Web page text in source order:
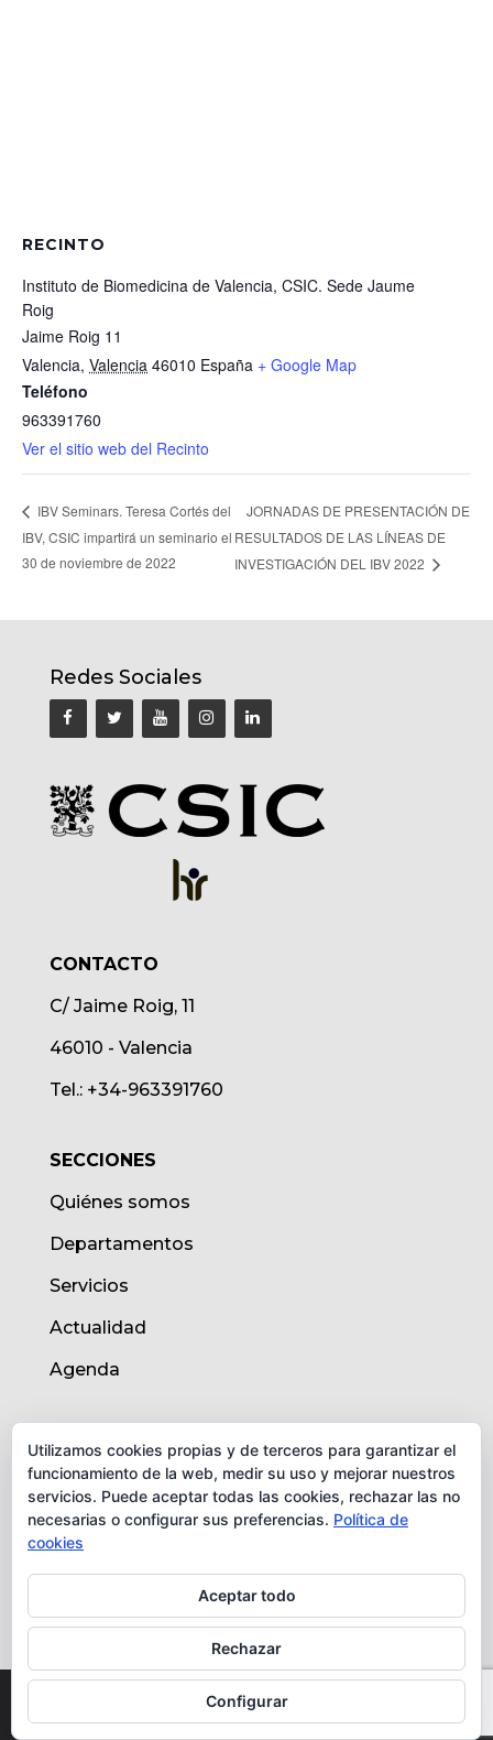
RECINTO
Instituto de Biomedicina de Valencia, CSIC. Sede Jaume
Roig
Jaime Roig 11
Valencia, Valencia 46010 España + Google Map
Teléfono
963391760
Ver el sitio web del Recinto
IBV Seminars. Teresa Cortés del
IBV, CSIC impartirá un seminario el
30 de noviembre de 2022
JORNADAS DE PRESENTACIÓN DE
RESULTADOS DE LAS LÍNEAS DE
INVESTIGACIÓN DEL IBV 2022
Redes Sociales
CONTACTO
C/ Jaime Roig, 11
46010 - Valencia
Tel.: +34-963391760
SECCIONES
Quiénes somos
Departamentos
Servicios
Actualidad
Agenda
Aviso legal
Política de cookies
© Instituto de Biomedicina de Valencia -
CSIC. Todos los derechos reservados.
Utilizamos cookies propias y de terceros para garantizar el
funcionamiento de la web, medir su uso y mejorar nuestros
servicios. Puede aceptar todas las cookies, rechazar las no
necesarias o configurar sus preferencias. Política de
cookies
Aceptar todo
Rechazar
Configurar